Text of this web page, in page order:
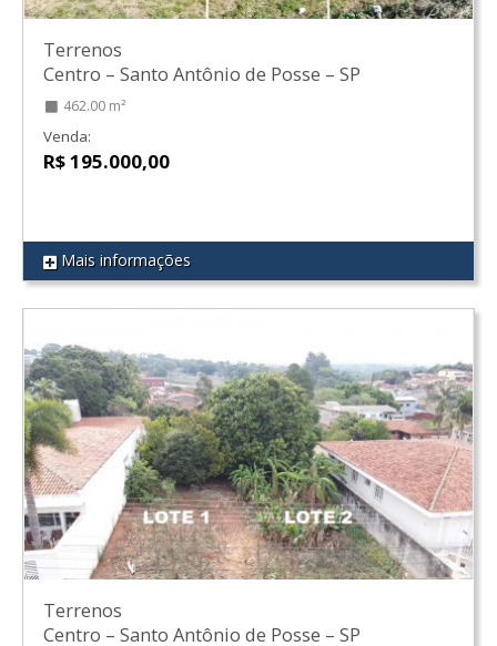
REF 88
Terrenos
Centro – Santo Antônio de Posse – SP
462.00 m²
Venda:
R$ 195.000,00
Mais informações
Terrenos
Centro – Santo Antônio de Posse – SP